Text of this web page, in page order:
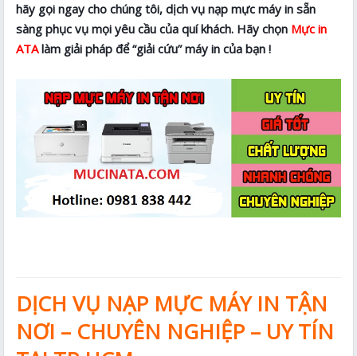
hãy gọi ngay cho chúng tôi, dịch vụ nạp mực máy in sẵn
sàng phục vụ mọi yêu cầu của quí khách. Hãy chọn Mực in
ATAlàm giải pháp để “giải cứu” máy in của bạn !
DỊCH VỤ NẠP MỰC MÁY IN TẬN
NƠI – CHUYÊN NGHIỆP – UY TÍN